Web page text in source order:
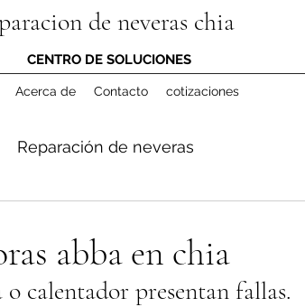
de neveras chia
CENTRO DE SOLUCIONES
Acerca de Contacto cotizaciones
Reparación de neveras
abba en chia
o calentador presentan fallas.